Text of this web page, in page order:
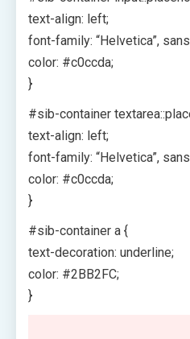
text-align: left;
font-family: “Helvetica”,
color: #c0ccda;
}
#sib-container
text-align: left;
font-family: “Helvetica”,
color: #c0ccda;
}
#sib-container a {
text-decoration: underline;
color: #2BB2FC;
}